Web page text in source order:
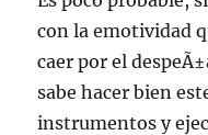
con la emotividad
caer por el
sabe hacer bien
instrumentos y